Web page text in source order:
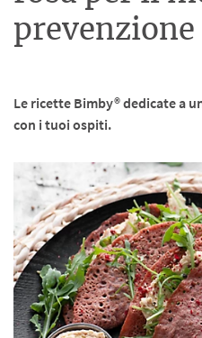
Le ricette Bimby® dedicate a
con i tuoi ospiti.